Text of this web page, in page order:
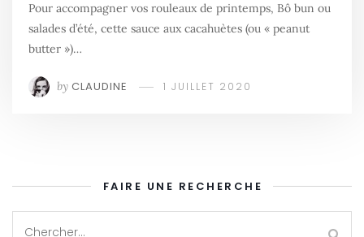
Pour accompagner vos rouleaux de printemps, Bô bun ou
salades d’été, cette sauce aux cacahuètes (ou « peanut
butter »)…
by CLAUDINE 1 JUILLET 2020
FAIRE UNE RECHERCHE